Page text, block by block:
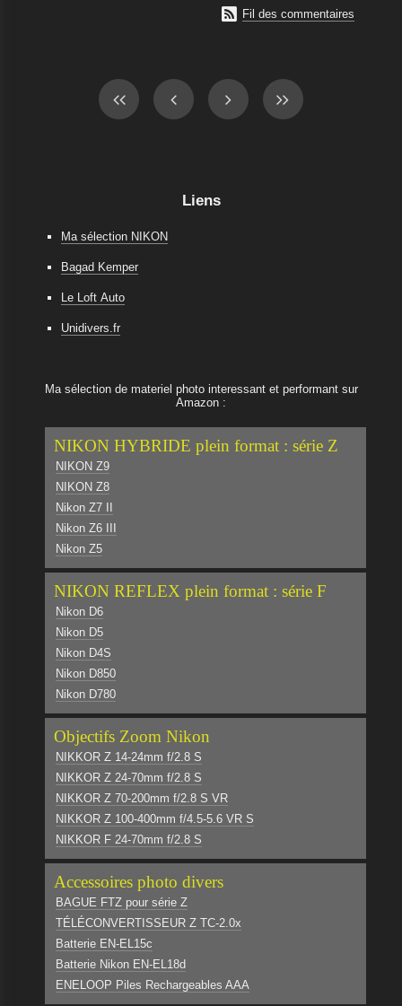
 Fil des commentaires
Liens
Ma sélection NIKON
Bagad Kemper
Le Loft Auto
Unidivers.fr
Ma sélection de materiel photo interessant et performant sur
Amazon :
NIKON HYBRIDE plein format : série Z
NIKON Z9
NIKON Z8
Nikon Z7 II
Nikon Z6 III
Nikon Z5
NIKON REFLEX plein format : série F
Nikon D6
Nikon D5
Nikon D4S
Nikon D850
Nikon D780
Objectifs Zoom Nikon
NIKKOR Z 14-24mm f/2.8 S
NIKKOR Z 24-70mm f/2.8 S
NIKKOR Z 70-200mm f/2.8 S VR
NIKKOR Z 100-400mm f/4.5-5.6 VR S
NIKKOR F 24-70mm f/2.8 S
Accessoires photo divers
BAGUE FTZ pour série Z
TÉLÉCONVERTISSEUR Z TC-2.0x
Batterie EN-EL15c
Batterie Nikon EN-EL18d
ENELOOP Piles Rechargeables AAA